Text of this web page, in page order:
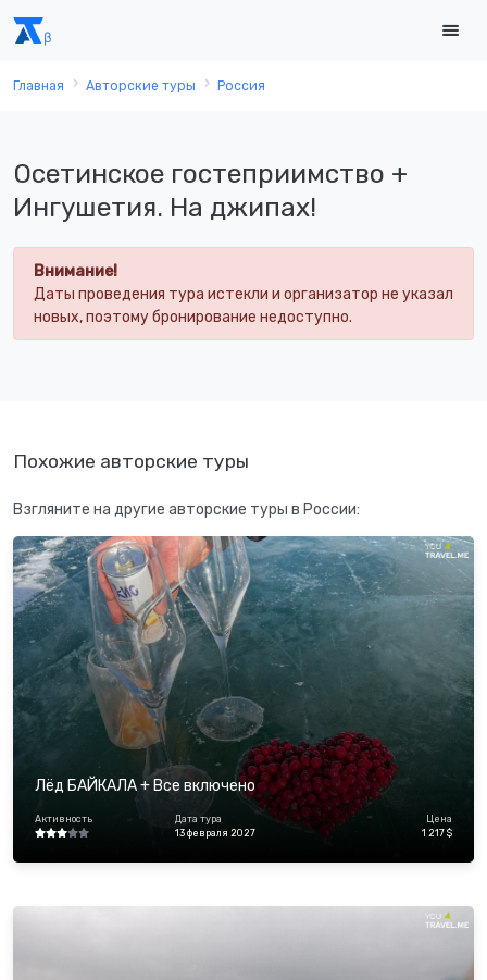
Главная Авторские туры Россия
Осетинское гостеприимство +
Ингушетия. На джипах!
Внимание!
Даты проведения тура истекли и организатор не указал
новых, поэтому бронирование недоступно.
Похожие авторские туры
Взгляните на другие авторские туры в России:
Лёд БАЙКАЛА + Все включено
Активность
Дата тура
13 февраля 2027
Цена
1 217 $